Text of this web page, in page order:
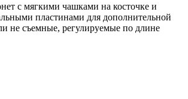
с мягкими чашками на косточке и
пластинами для дополнительной
не съемные, регулируемые по длине